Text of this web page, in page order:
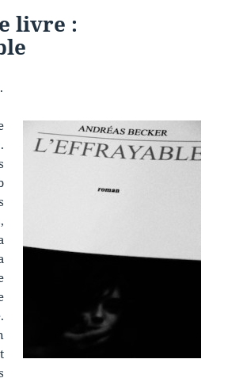
livre :
.